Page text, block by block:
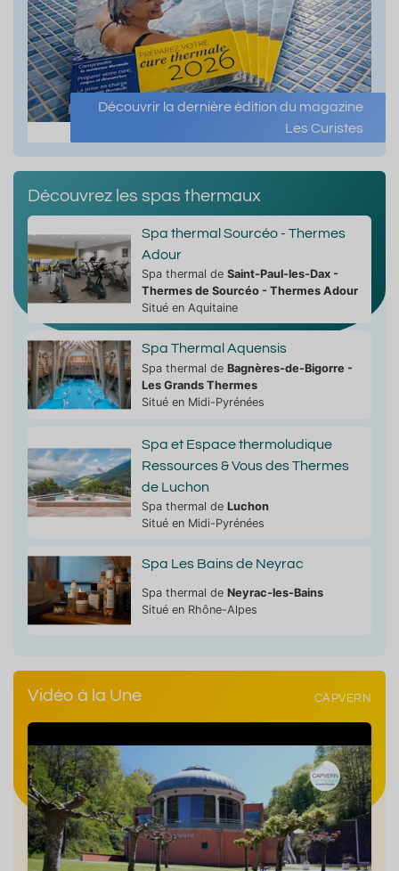
Découvrir la dernière édition du magazine
Les Curistes
Découvrez les spas thermaux
Spa thermal Sourcéo - Thermes
Adour
Spa thermal de Saint-Paul-les-Dax -
Thermes de Sourcéo - Thermes Adour
Situé en Aquitaine
Spa Thermal Aquensis
Spa thermal de Bagnères-de-Bigorre -
Les Grands Thermes
Situé en Midi-Pyrénées
Spa et Espace thermoludique
Ressources & Vous des Thermes
de Luchon
Spa thermal de Luchon
Situé en Midi-Pyrénées
Spa Les Bains de Neyrac
Spa thermal de Neyrac-les-Bains
Situé en Rhône-Alpes
Vidéo à la Une CAPVERN